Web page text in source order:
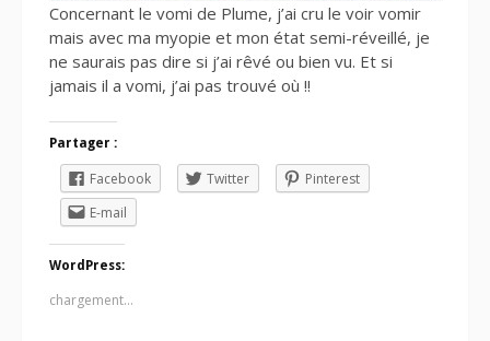
Concernant le vomi de Plume, j’ai cru le voir vomir
mais avec ma myopie et mon état semi-réveillé, je
ne saurais pas dire si j’ai rêvé ou bien vu. Et si
jamais il a vomi, j’ai pas trouvé où !!
Partager :
Facebook Twitter
Pinterest
E-mail
WordPress:
chargement…